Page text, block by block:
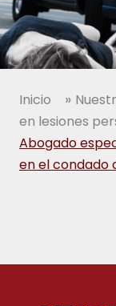
Inicio »
en lesiones
Abogado
en el condado